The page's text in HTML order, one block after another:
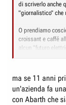
di scriverlo anche
"giornalistico" che
O prendiamo
croissant e caffé
alcun "futuro
perché il mondo,
ma se 11 anni
un'azienda fa
con Abarth che